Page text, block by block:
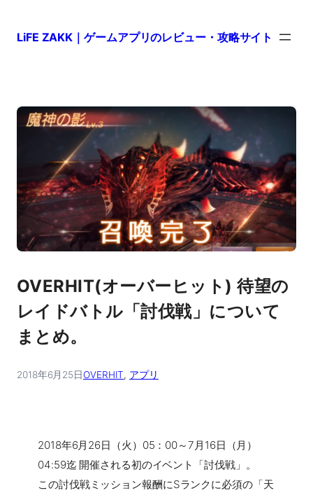
LiFE ZAKK｜ゲームアプリのレビュー・攻略サイト
OVERHIT(オーバーヒット) 待望の
レイドバトル「討伐戦」について
まとめ。
2018年6月25日OVERHIT, アプリ
2018年6月26日（火）05：00～7月16日（月）
04:59迄 開催される初のイベント「討伐戦」。
この討伐戦ミッション報酬にSランクに必須の「天